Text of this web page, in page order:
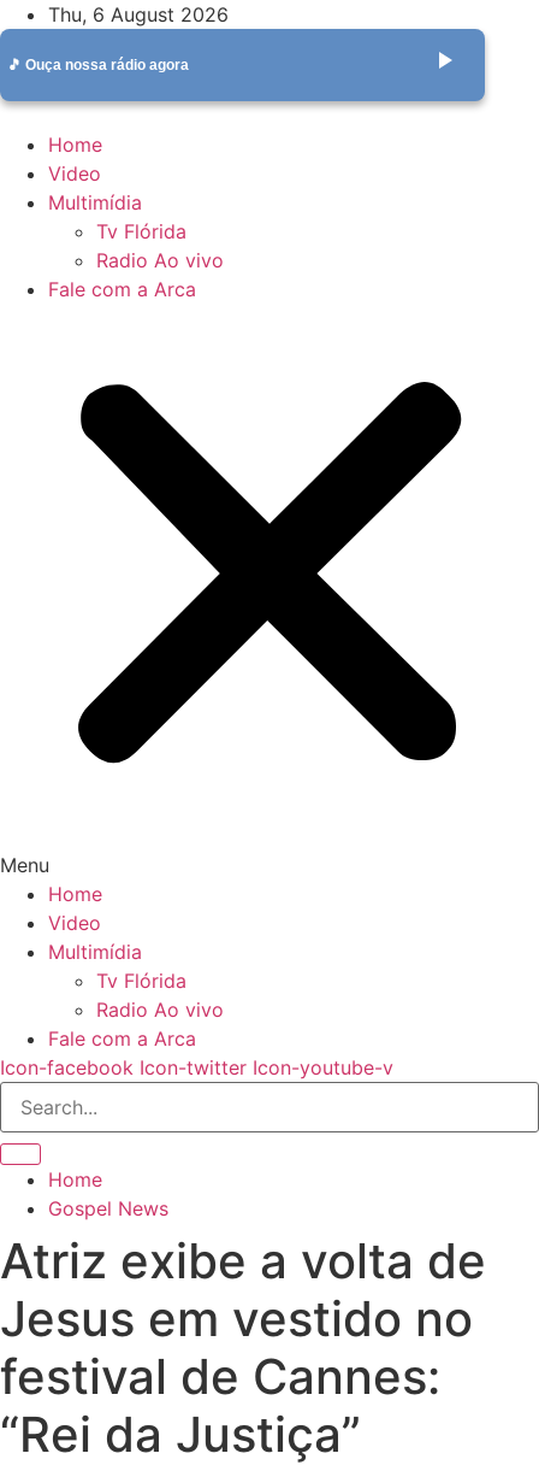
Skip
to
content
Thu, 6 August 2026
🎵 Ouça nossa rádio agora play_arrow
Home
Video
Multimídia
Tv Flórida
Radio Ao vivo
Fale com a Arca
Menu
Home
Video
Multimídia
Tv Flórida
Radio Ao vivo
Fale com a Arca
Icon-facebook Icon-twitter Icon-youtube-v
Home
Gospel News
Atriz exibe a volta de
Jesus em vestido no
festival de Cannes:
“Rei da Justiça”